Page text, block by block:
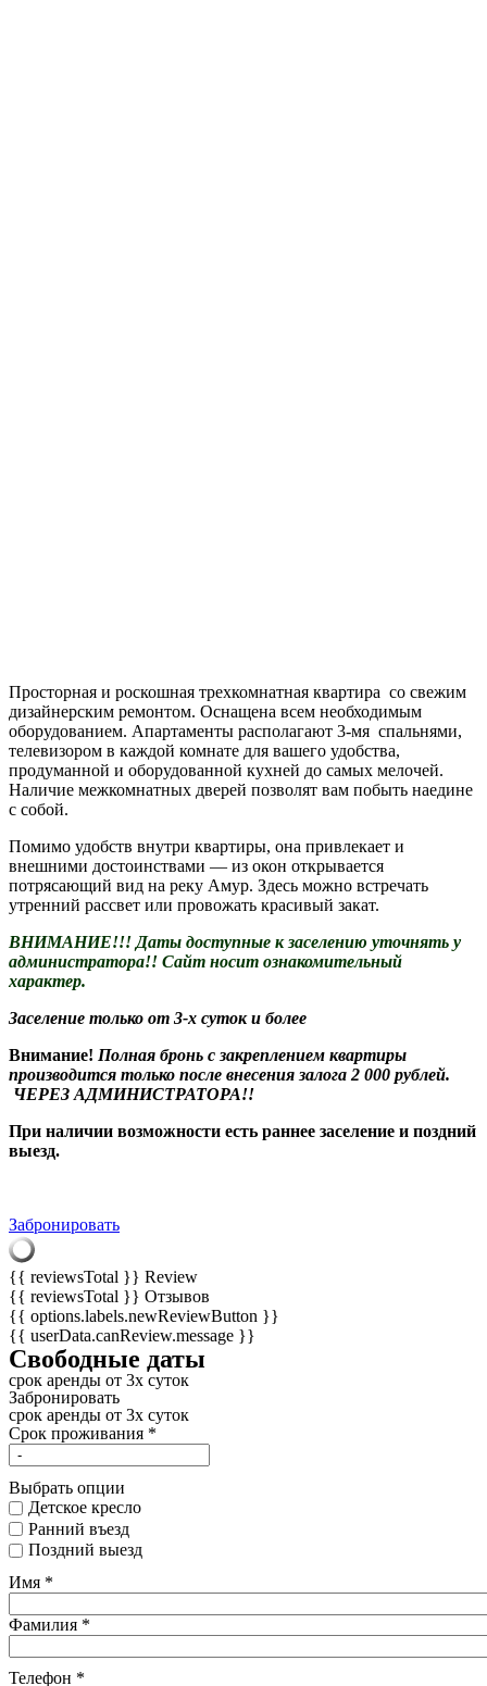
Просторная и роскошная трехкомнатная квартира со свежим
дизайнерским ремонтом. Оснащена всем необходимым
оборудованием. Апартаменты располагают 3-мя спальнями,
телевизором в каждой комнате для вашего удобства,
продуманной и оборудованной кухней до самых мелочей.
Наличие межкомнатных дверей позволят вам побыть наедине
с собой.
Помимо удобств внутри квартиры, она привлекает и
внешними достоинствами — из окон открывается
потрясающий вид на реку Амур. Здесь можно встречать
утренний рассвет или провожать красивый закат.
ВНИМАНИЕ!!! Даты доступные к заселению уточнять у
администратора!! Сайт носит ознакомительный
характер.
Заселение только от 3-х суток и более
Внимание! Полная бронь с закреплением квартиры
производится только после внесения залога 2 000 рублей.
ЧЕРЕЗ АДМИНИСТРАТОРА!!
При наличии возможности есть раннее заселение и поздний
выезд.
Забронировать
{{ reviewsTotal }} Review
{{ reviewsTotal }} Отзывов
{{ options.labels.newReviewButton }}
{{ userData.canReview.message }}
Свободные даты
срок аренды от 3х суток
Забронировать
срок аренды от 3х суток
Срок проживания *
Выбрать опции
Детское кресло
Ранний въезд
Поздний выезд
Имя *
Фамилия *
Телефон *